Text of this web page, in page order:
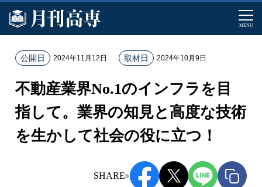
MENU
ホ
ム
記
事
一
不動産業界No.1のインフラを目
指して。業界の知見と高度な技術
を生かして社会の役に立つ！
SHARE
公開日 2024年11月12日 取材日 2024年10月9日